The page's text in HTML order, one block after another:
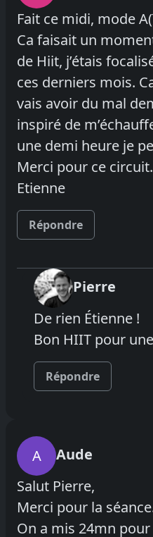
Fait ce midi, mode
Ca faisait un
de Hiit, j’étais
ces derniers mois.
vais avoir du mal
inspiré de
une demi heure je
Merci pour ce circuit.
Etienne
Répondre
Pierre
De rien Étienne !
Bon HIIT pour
Répondre
A
Aude
Salut Pierre,
Merci pour la
On a mis 24mn